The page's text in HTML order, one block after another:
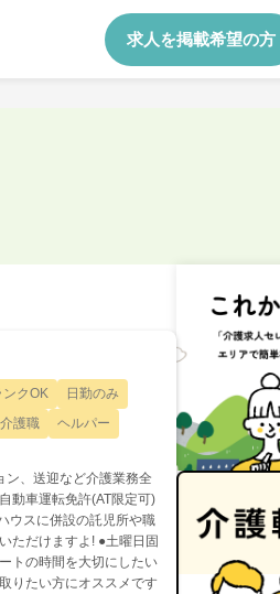
求人を掲載希望の方
ンクOK
日勤のみ
介護職
ヘルパー
ン、送迎など介護業務全
動車運転免許(AT限定可)
ウスに併設の託児所や職
ただけますよ! ●土曜日固
トの時間を大切にしたい
りたい方にオススメです